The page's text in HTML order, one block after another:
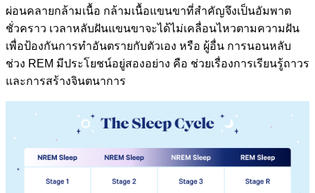
ผ่อนคลายกล้ามเนื้อ กล้ามเนื้อแขนขาที่สำคัญจึงเป็นอัมพาต
ชั่วคราว เวลาหลับฝันแขนขาจะได้ไม่เคลื่อนไหวตามความฝัน
เพื่อป้องกันการทำอันตรายกับตัวเอง หรือ ผู้อื่น การนอนหลับ
ช่วง REM มีประโยชน์อยู่สองอย่าง คือ ช่วยเรื่องการเรียนรู้ถาวร
และการสร้างจินตนาการ